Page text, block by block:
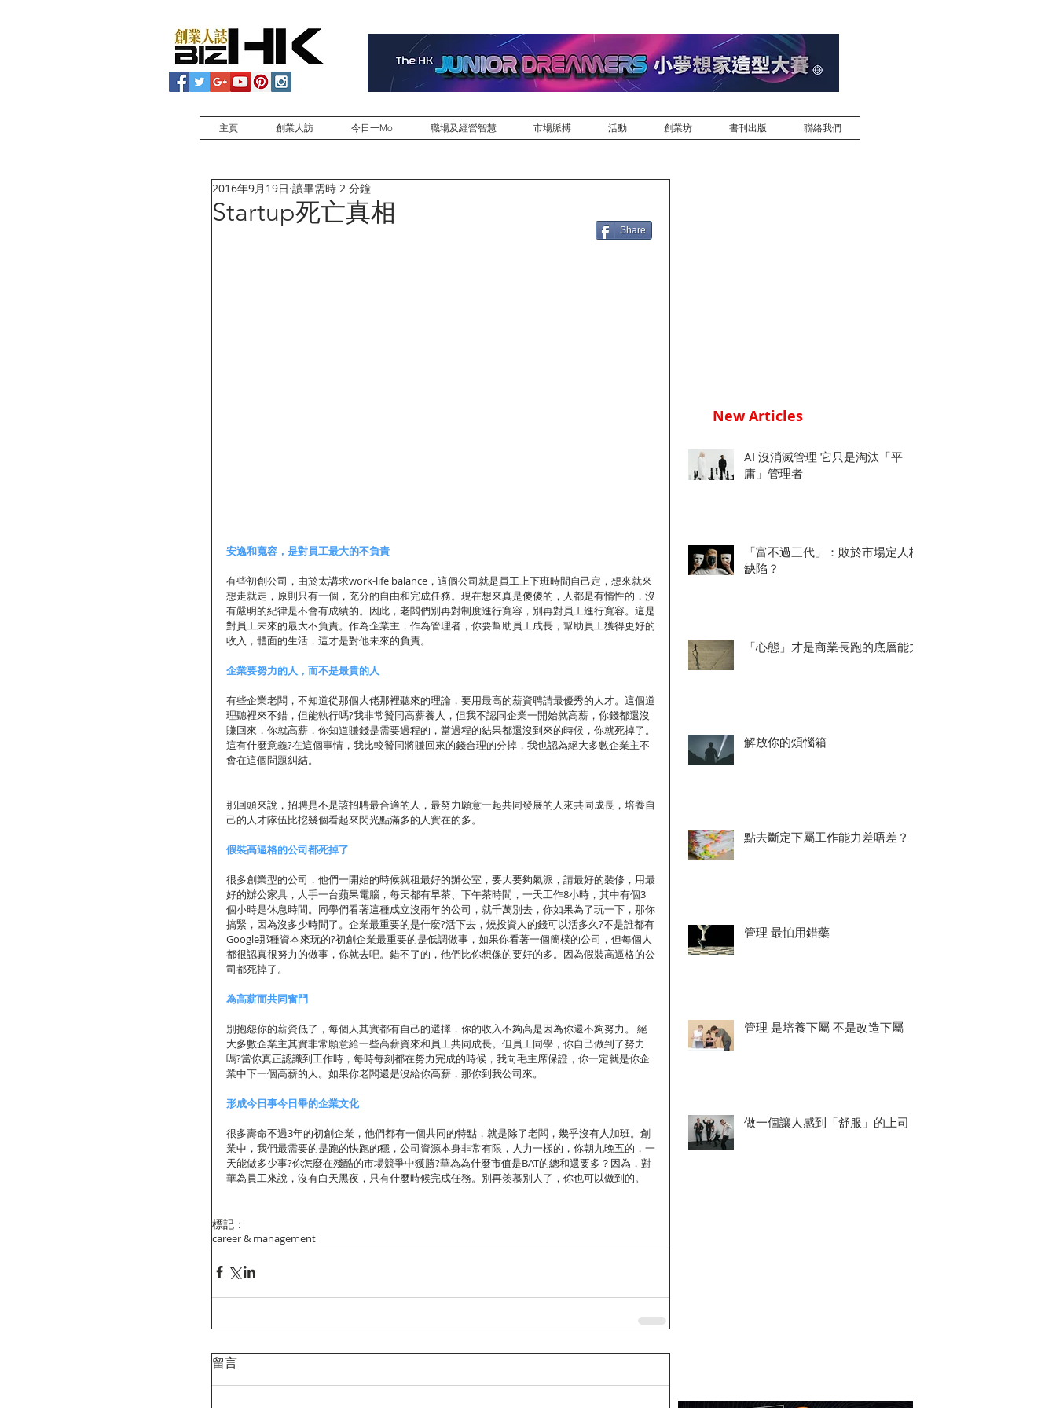
主頁 創業人訪 今日一Mo 職場及經營智慧 市場脈搏 活動 創業坊 書刊出版 聯絡我們
Startup死亡真相
2016年9月19日 讀畢需時 2 分鐘
安逸和寬容，是對員工最大的不負責
有些初創公司，由於太講求work-life balance，這個公司就是員工上下班時間自己定，想來就來
想走就走，原則只有一個，充分的自由和完成任務。現在想來真是傻傻的，人都是有惰性的，沒
有嚴明的紀律是不會有成績的。因此，老闆們別再對制度進行寬容，別再對員工進行寬容。這是
對員工未來的最大不負責。作為企業主，作為管理者，你要幫助員工成長，幫助員工獲得更好的
收入，體面的生活，這才是對他未來的負責。
企業要努力的人，而不是最貴的人
有些企業老闆，不知道從那個大佬那裡聽來的理論，要用最高的薪資聘請最優秀的人才。這個道
理聽裡來不錯，但能執行嗎?我非常贊同高薪養人，但我不認同企業一開始就高薪，你錢都還沒
賺回來，你就高薪，你知道賺錢是需要過程的，當過程的結果都還沒到來的時候，你就死掉了。
這有什麼意義?在這個事情，我比較贊同將賺回來的錢合理的分掉，我也認為絕大多數企業主不
會在這個問題糾結。
那回頭來說，招聘是不是該招聘最合適的人，最努力願意一起共同發展的人來共同成長，培養自
己的人才隊伍比挖幾個看起來閃光點滿多的人實在的多。
假裝高逼格的公司都死掉了
很多創業型的公司，他們一開始的時候就租最好的辦公室，要大要夠氣派，請最好的裝修，用最
好的辦公家具，人手一台蘋果電腦，每天都有早茶、下午茶時間，一天工作8小時，其中有個3
個小時是休息時間。同學們看著這種成立沒兩年的公司，就千萬別去，你如果為了玩一下，那你
搞緊，因為沒多少時間了。企業最重要的是什麼?活下去，燒投資人的錢可以活多久?不是誰都有
Google那種資本來玩的?初創企業最重要的是低調做事，如果你看著一個簡樸的公司，但每個人
都很認真很努力的做事，你就去吧。錯不了的，他們比你想像的要好的多。因為假裝高逼格的公
司都死掉了。
為高薪而共同奮鬥
別抱怨你的薪資低了，每個人其實都有自己的選擇，你的收入不夠高是因為你還不夠努力。 絕
大多數企業主其實非常願意給一些高薪資來和員工共同成長。但員工同學，你自己做到了努力
嗎?當你真正認識到工作時，每時每刻都在努力完成的時候，我向毛主席保證，你一定就是你企
業中下一個高薪的人。如果你老闆還是沒給你高薪，那你到我公司來。
形成今日事今日畢的企業文化
很多壽命不過3年的初創企業，他們都有一個共同的特點，就是除了老闆，幾乎沒有人加班。創
業中，我們最需要的是跑的快跑的穩，公司資源本身非常有限，人力一樣的，你朝九晚五的，一
天能做多少事?你怎麼在殘酷的市場競爭中獲勝?華為為什麼市值是BAT的總和還要多？因為，對
華為員工來說，沒有白天黑夜，只有什麼時候完成任務。別再羡慕別人了，你也可以做到的。
標記：
career & management
留言
Share
New Articles
AI 沒消滅管理 它只是淘汰「平
庸」管理者
「富不過三代」：敗於市場定人格
缺陷？
「心態」才是商業長跑的底層能力
解放你的煩惱箱
點去斷定下屬工作能力差唔差？
管理 最怕用錯藥
管理 是培養下屬 不是改造下屬
做一個讓人感到「舒服」的上司